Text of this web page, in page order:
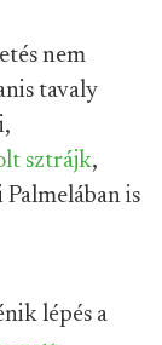
nem
tavaly
sztrájk,
is
lépés a